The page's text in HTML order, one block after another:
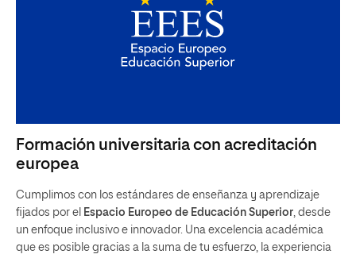
Formación universitaria con acreditación
europea
Cumplimos con los estándares de enseñanza y aprendizaje
fijados por el Espacio Europeo de Educación Superior, desde
un enfoque inclusivo e innovador. Una excelencia académica
que es posible gracias a la suma de tu esfuerzo, la experiencia